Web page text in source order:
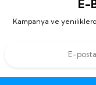
E-
Kampanya ve